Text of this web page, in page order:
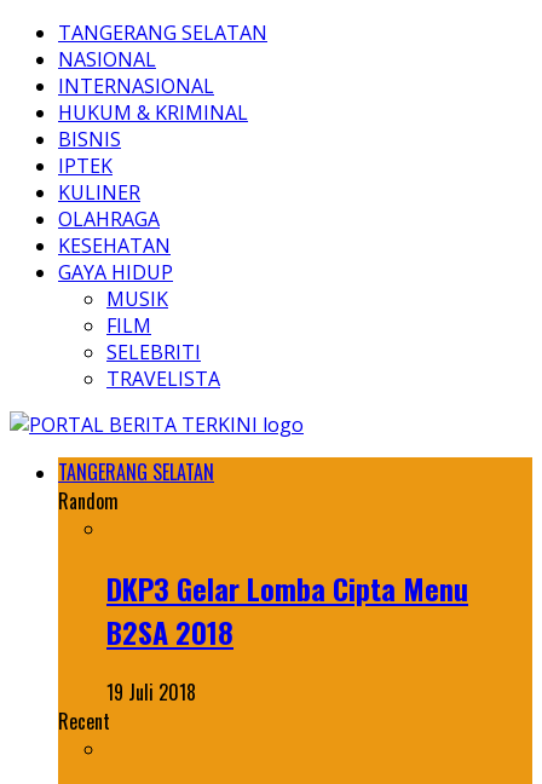
TANGERANG SELATAN
NASIONAL
INTERNASIONAL
HUKUM & KRIMINAL
BISNIS
IPTEK
KULINER
OLAHRAGA
KESEHATAN
GAYA HIDUP
MUSIK
FILM
SELEBRITI
TRAVELISTA
TANGERANG SELATAN
Random
DKP3 Gelar Lomba Cipta Menu
B2SA 2018
19 Juli 2018
Recent